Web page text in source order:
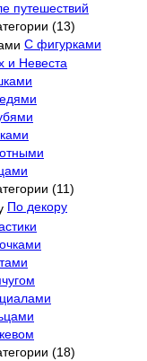
путешествий
(13)
С фигурками
и Невеста
(11)
По декору
(18)